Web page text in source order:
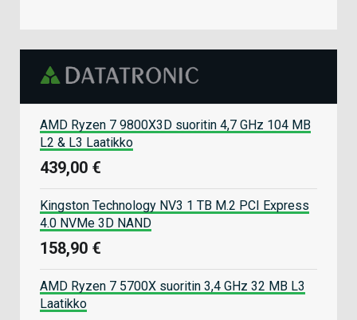
AMD Ryzen 7 9800X3D suoritin 4,7 GHz 104 MB
L2 & L3 Laatikko
439,00 €
Kingston Technology NV3 1 TB M.2 PCI Express
4.0 NVMe 3D NAND
158,90 €
AMD Ryzen 7 5700X suoritin 3,4 GHz 32 MB L3
Laatikko